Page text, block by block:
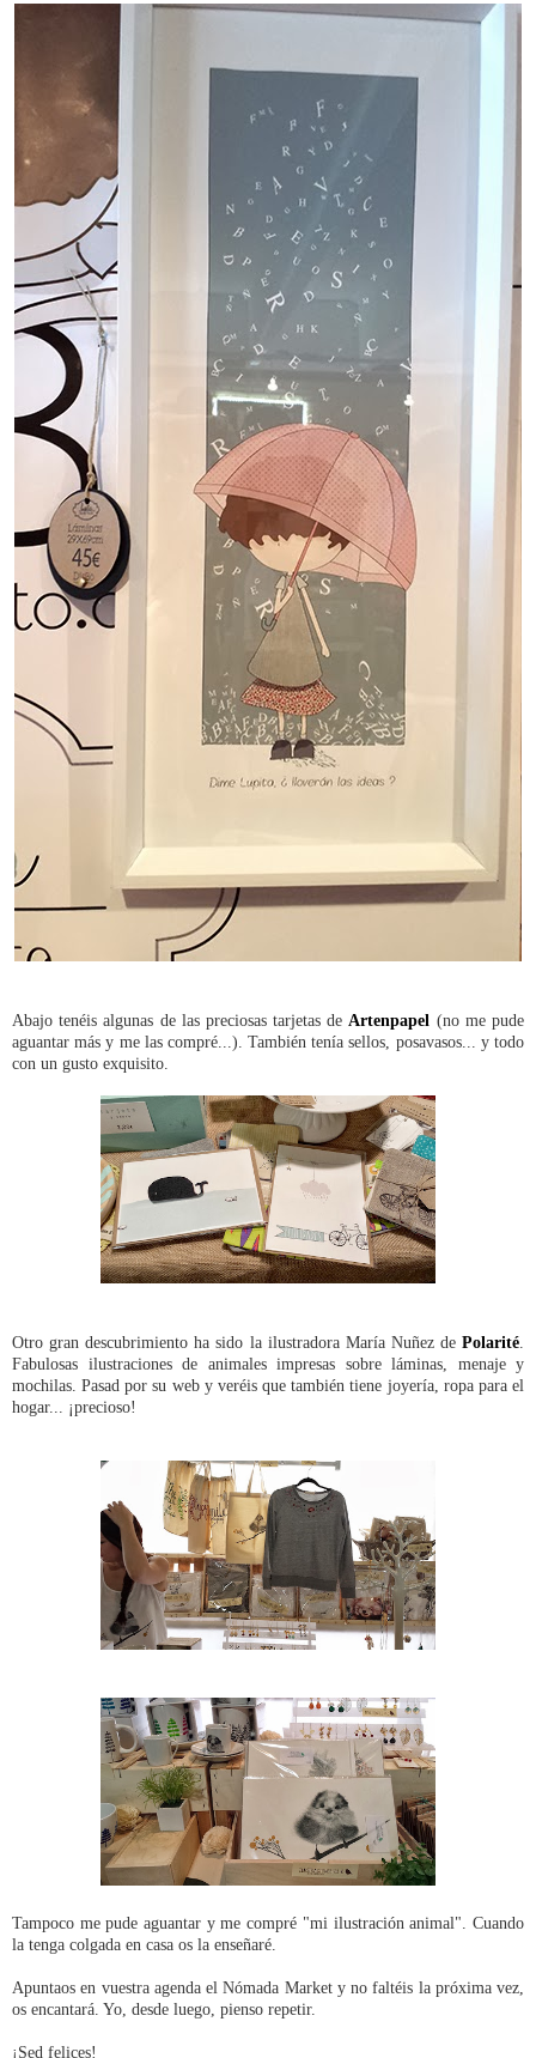
Abajo tenéis algunas de las preciosas tarjetas de Artenpapel (no me pude
aguantar más y me las compré...). También tenía sellos, posavasos... y todo
con un gusto exquisito.
Otro gran descubrimiento ha sido la ilustradora María Nuñez de Polarité.
Fabulosas ilustraciones de animales impresas sobre láminas, menaje y
mochilas. Pasad por su web y veréis que también tiene joyería, ropa para el
hogar... ¡precioso!
Tampoco me pude aguantar y me compré "mi ilustración animal". Cuando
la tenga colgada en casa os la enseñaré.
Apuntaos en vuestra agenda el Nómada Market y no faltéis la próxima vez,
os encantará. Yo, desde luego, pienso repetir.
¡Sed felices!